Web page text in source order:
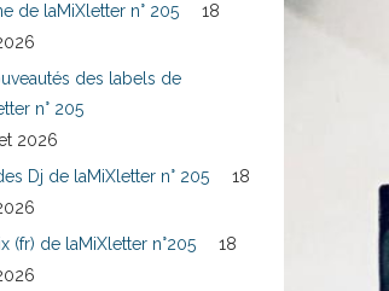
de laMiXletter n° 205
18
des labels de
n° 205
2026
Dj de laMiXletter n° 205
18
(fr) de laMiXletter n°205
18